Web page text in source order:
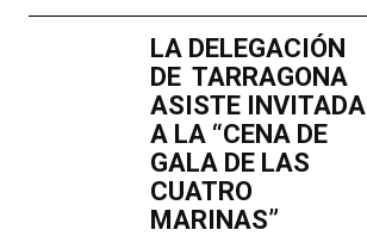
LA DELEGACIÓN
DE TARRAGONA
ASISTE INVITADA
A LA “CENA DE
GALA DE LAS
CUATRO
MARINAS”